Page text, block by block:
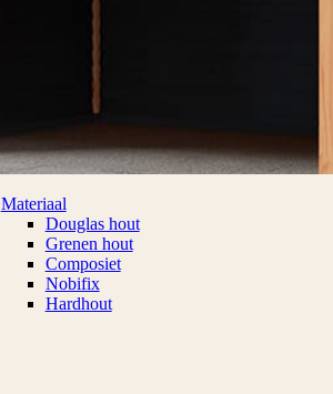
Materiaal
Douglas hout
Grenen hout
Composiet
Nobifix
Hardhout